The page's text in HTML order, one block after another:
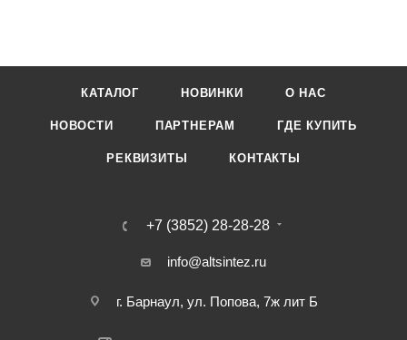
клапан, используемый для стабилизации давления в
полости ёмкости при ее заполнении
КАТАЛОГ НОВИНКИ О НАС
НОВОСТИ ПАРТНЕРАМ ГДЕ КУПИТЬ
РЕКВИЗИТЫ КОНТАКТЫ
+7 (3852) 28-28-28
info@altsintez.ru
г. Барнаул, ул. Попова, 7ж лит Б